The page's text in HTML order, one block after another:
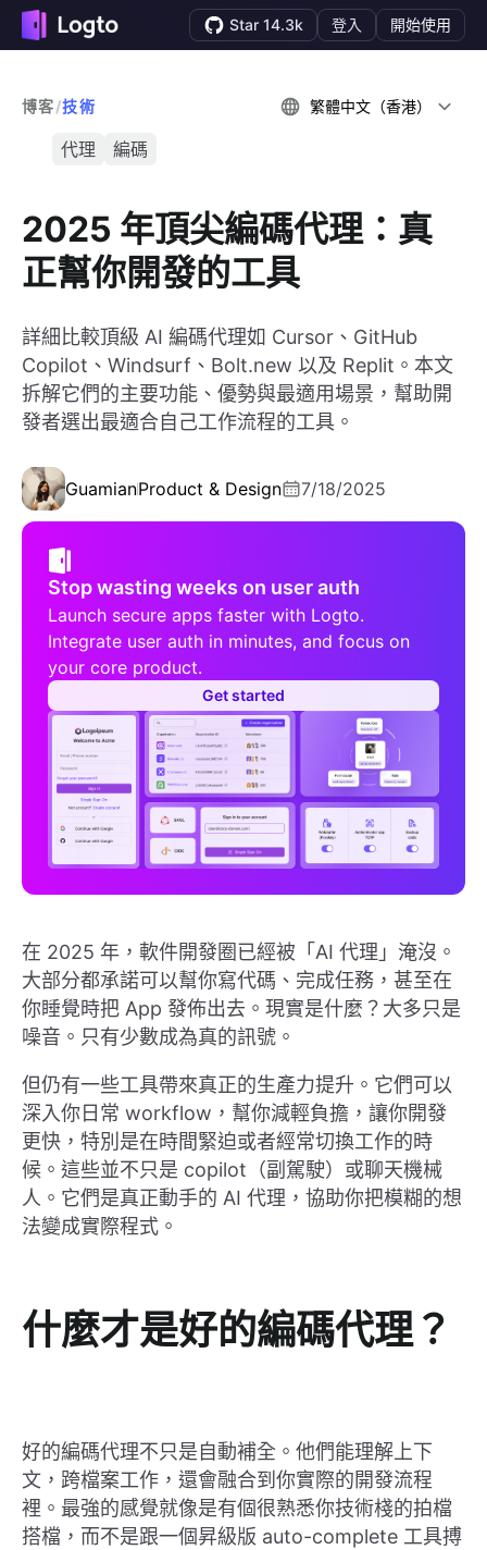
Star 14.3k 登入 開始使用
博客/技術 繁體中文（香港）
代理 編碼
2025 年頂尖編碼代理：真
正幫你開發的工具
詳細比較頂級 AI 編碼代理如 Cursor、GitHub
Copilot、Windsurf、Bolt.new 以及 Replit。本文
拆解它們的主要功能、優勢與最適用場景，幫助開
發者選出最適合自己工作流程的工具。
GuamianProduct & Design 7/18/2025
Stop wasting weeks on user auth
Launch secure apps faster with Logto.
Integrate user auth in minutes, and focus on
your core product.
Get started
在 2025 年，軟件開發圈已經被「AI 代理」淹沒。
大部分都承諾可以幫你寫代碼、完成任務，甚至在
你睡覺時把 App 發佈出去。現實是什麼？大多只是
噪音。只有少數成為真的訊號。
但仍有一些工具帶來真正的生產力提升。它們可以
深入你日常 workflow，幫你減輕負擔，讓你開發
更快，特別是在時間緊迫或者經常切換工作的時
候。這些並不只是 copilot（副駕駛）或聊天機械
人。它們是真正動手的 AI 代理，協助你把模糊的想
法變成實際程式。
什麼才是好的編碼代理？
好的編碼代理不只是自動補全。他們能理解上下
文，跨檔案工作，還會融合到你實際的開發流程
裡。最強的感覺就像是有個很熟悉你技術棧的拍檔
搭檔，而不是跟一個昇級版 auto-complete 工具搏